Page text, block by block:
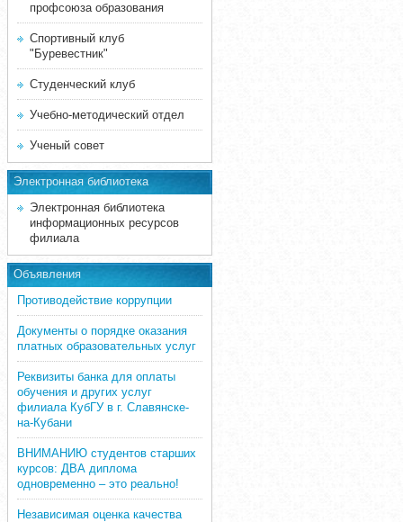
профсоюза образования
Спортивный клуб
"Буревестник"
Студенческий клуб
Учебно-методический отдел
Ученый совет
Электронная библиотека
Электронная библиотека
информационных ресурсов
филиала
Объявления
Противодействие коррупции
Документы о порядке оказания
платных образовательных услуг
Реквизиты банка для оплаты
обучения и других услуг
филиала КубГУ в г. Славянске-
на-Кубани
ВНИМАНИЮ студентов старших
курсов: ДВА диплома
одновременно – это реально!
Независимая оценка качества